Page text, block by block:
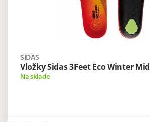
SIDAS
Vložky Sidas 3Feet Eco Winter Mid
Na sklade